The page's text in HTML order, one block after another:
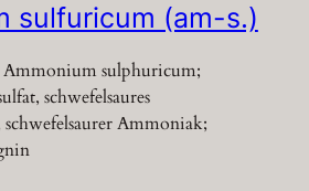
sulfuricum (am-s.)
sulphuricum;
schwefelsaures
Ammoniak;